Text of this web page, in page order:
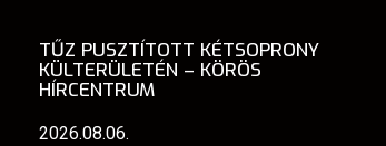
TŰZ PUSZTÍTOTT KÉTSOPRONY
KÜLTERÜLETÉN – KÖRÖS
HÍRCENTRUM
2026.08.06.